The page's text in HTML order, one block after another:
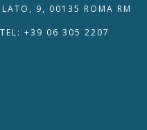
9, 00135 ROMA RM
TEL: +39 06 305 2207